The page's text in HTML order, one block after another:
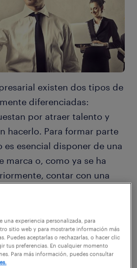
existen dos tipos de
diferenciadas:
por atraer talento y
hacerlo. Para formar parte
esencial disponer de una
marca o, como ya se ha
contar con una
de comprender por qué
hasta la organización y
llevan a quedarse o
una experiencia personalizada, para
sitio web y para mostrarte información más
Puedes aceptarlas o rechazarlas, o hacer clic
tus preferencias. En cualquier momento
Para más información, puedes consultar